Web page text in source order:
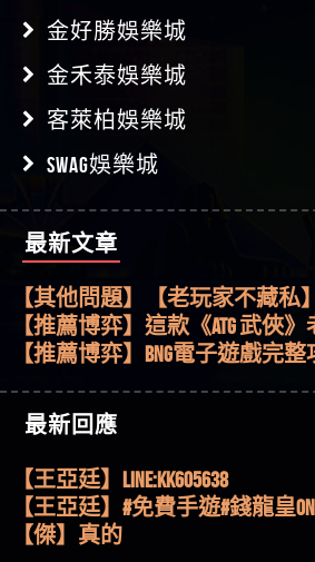
金好勝娛樂城
金禾泰娛樂城
客萊柏娛樂城
SWAG娛樂城
最新文章
【其他問題】用理性數據指路
娛樂之旅
【其他問題】【老玩家不藏私
這樣挑！RTP、波動率和平台
【推薦博弈】這款《ATG 武俠
過才知道什麼叫超過3萬種中
【推薦博弈】BNG電子遊戲完
51,000倍數玩法攻略，輕鬆稱霸
【其他問題】「拆解力智投資
賴zg369」力智投資是不是詐騙
力智投資是詐騙嗎 南部老翁還
回報獲利 請不要在匯款
【其他問題】 【遇天盛商行詐
zg369】天盛商行詐騙 天盛商行
行是真的嗎 天盛商行是詐騙嗎
招教你拿回
【其他問題】 受害者援助賴【
大戶e點靈詐騙痛不欲生 大戶e
點靈是不是詐騙 大戶e點靈是詐
法出金 （大戶e點靈）教你如
【其他問題】 弘記投資詐騙持
費討回資金賴zg369】弘記投資
是不是詐騙 弘記投資是真的嗎
【其他問題】 被騙追回賴【
詐騙手法欺詐群眾 KnTop是真的
【其他問題】機台運算專案詐
最新回應
【傑】推代理真的好相處
回答
【王亞廷】LINE:kK605638
【王亞廷】#免費手遊#錢龍皇
【傑】真的